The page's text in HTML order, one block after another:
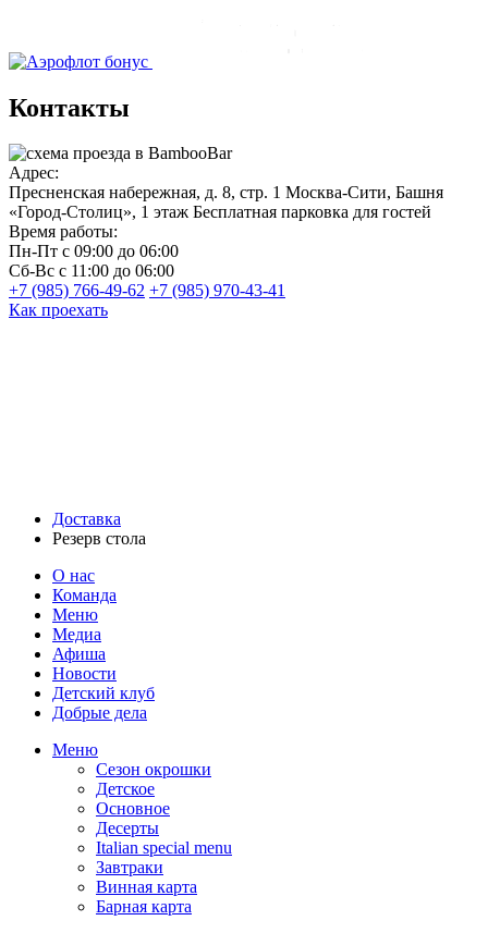
Контакты
Адрес:
Пресненская набережная, д. 8, стр. 1 Москва-Сити, Башня
«Город-Столиц», 1 этаж Бесплатная парковка для гостей
Время работы:
Пн-Пт с 09:00 до 06:00
Сб-Вс с 11:00 до 06:00
+7 (985) 766-49-62 +7 (985) 970-43-41
Как проехать
Доставка
Резерв стола
О нас
Команда
Меню
Медиа
Афиша
Новости
Детский клуб
Добрые дела
Меню
Сезон окрошки
Детское
Основное
Десерты
Italian special menu
Завтраки
Винная карта
Барная карта